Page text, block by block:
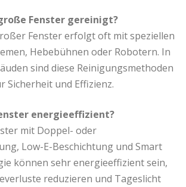
Fenster gereinigt?
Fenster erfolgt oft mit speziellen
Hebebühnen oder Robotern. In
sind diese Reinigungsmethoden
Sicherheit und Effizienz.
energieeffizient?
mit Doppel- oder
Low-E-Beschichtung und Smart
können sehr energieeffizient sein,
reduzieren und Tageslicht